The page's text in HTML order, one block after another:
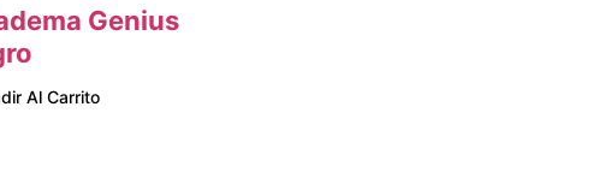
Genius
Al Carrito